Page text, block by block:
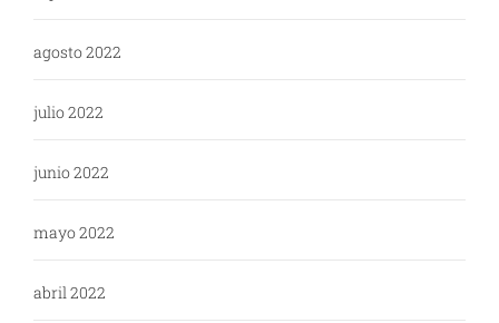
agosto 2022
julio 2022
junio 2022
mayo 2022
abril 2022